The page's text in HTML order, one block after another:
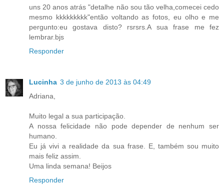
uns 20 anos atrás "detalhe não sou tão velha,comecei cedo
mesmo kkkkkkkkk"então voltando as fotos, eu olho e me
pergunto:eu gostava disto? rsrsrs.A sua frase me fez
lembrar.bjs
Responder
Lucinha 3 de junho de 2013 às 04:49
Adriana,
Muito legal a sua participação.
A nossa felicidade não pode depender de nenhum ser
humano.
Eu já vivi a realidade da sua frase. E, também sou muito
mais feliz assim.
Uma linda semana! Beijos
Responder